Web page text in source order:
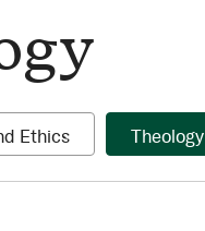
Ethics
item
Theology